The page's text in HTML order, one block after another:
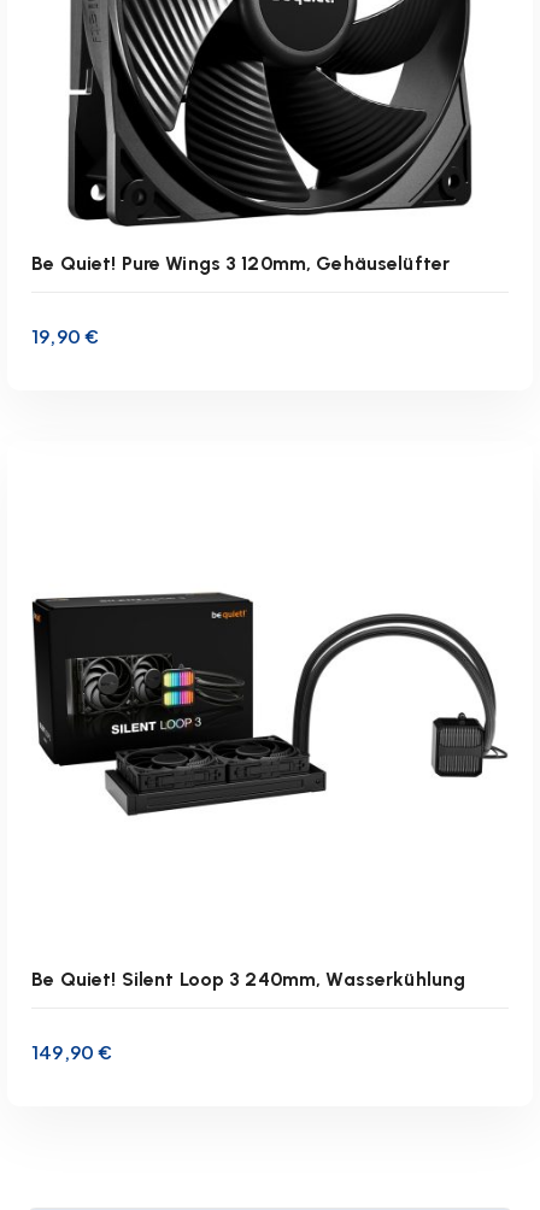
Lieferzeit:
IN DEN WARENKORB
Be Quiet! Pure Wings 3 120mm, Gehäuselüfter
19,90 €
Be Quiet! Silent Loop 3 240mm, Wasserkühlung
149,90€